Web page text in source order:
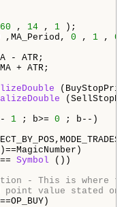
60 , 14 , 1 );
,MA_Period, 0 , 1 , 0
- ATR;
+ ATR;
1 ; b>= 0 ; b--)
Symbol ())
- This is
point value stated